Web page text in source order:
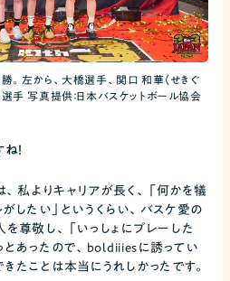
左から、大橋選手、関口 和華（せきぐ
手 写真提供：日本バスケットボール協会
！
私よりキャリアが長く、「何かを犠
したい」というくらい、バスケ愛の
尊敬し、「いっしょにプレーした
とあったので、boldiiiesに誘ってい
たことは本当にうれしかったです。